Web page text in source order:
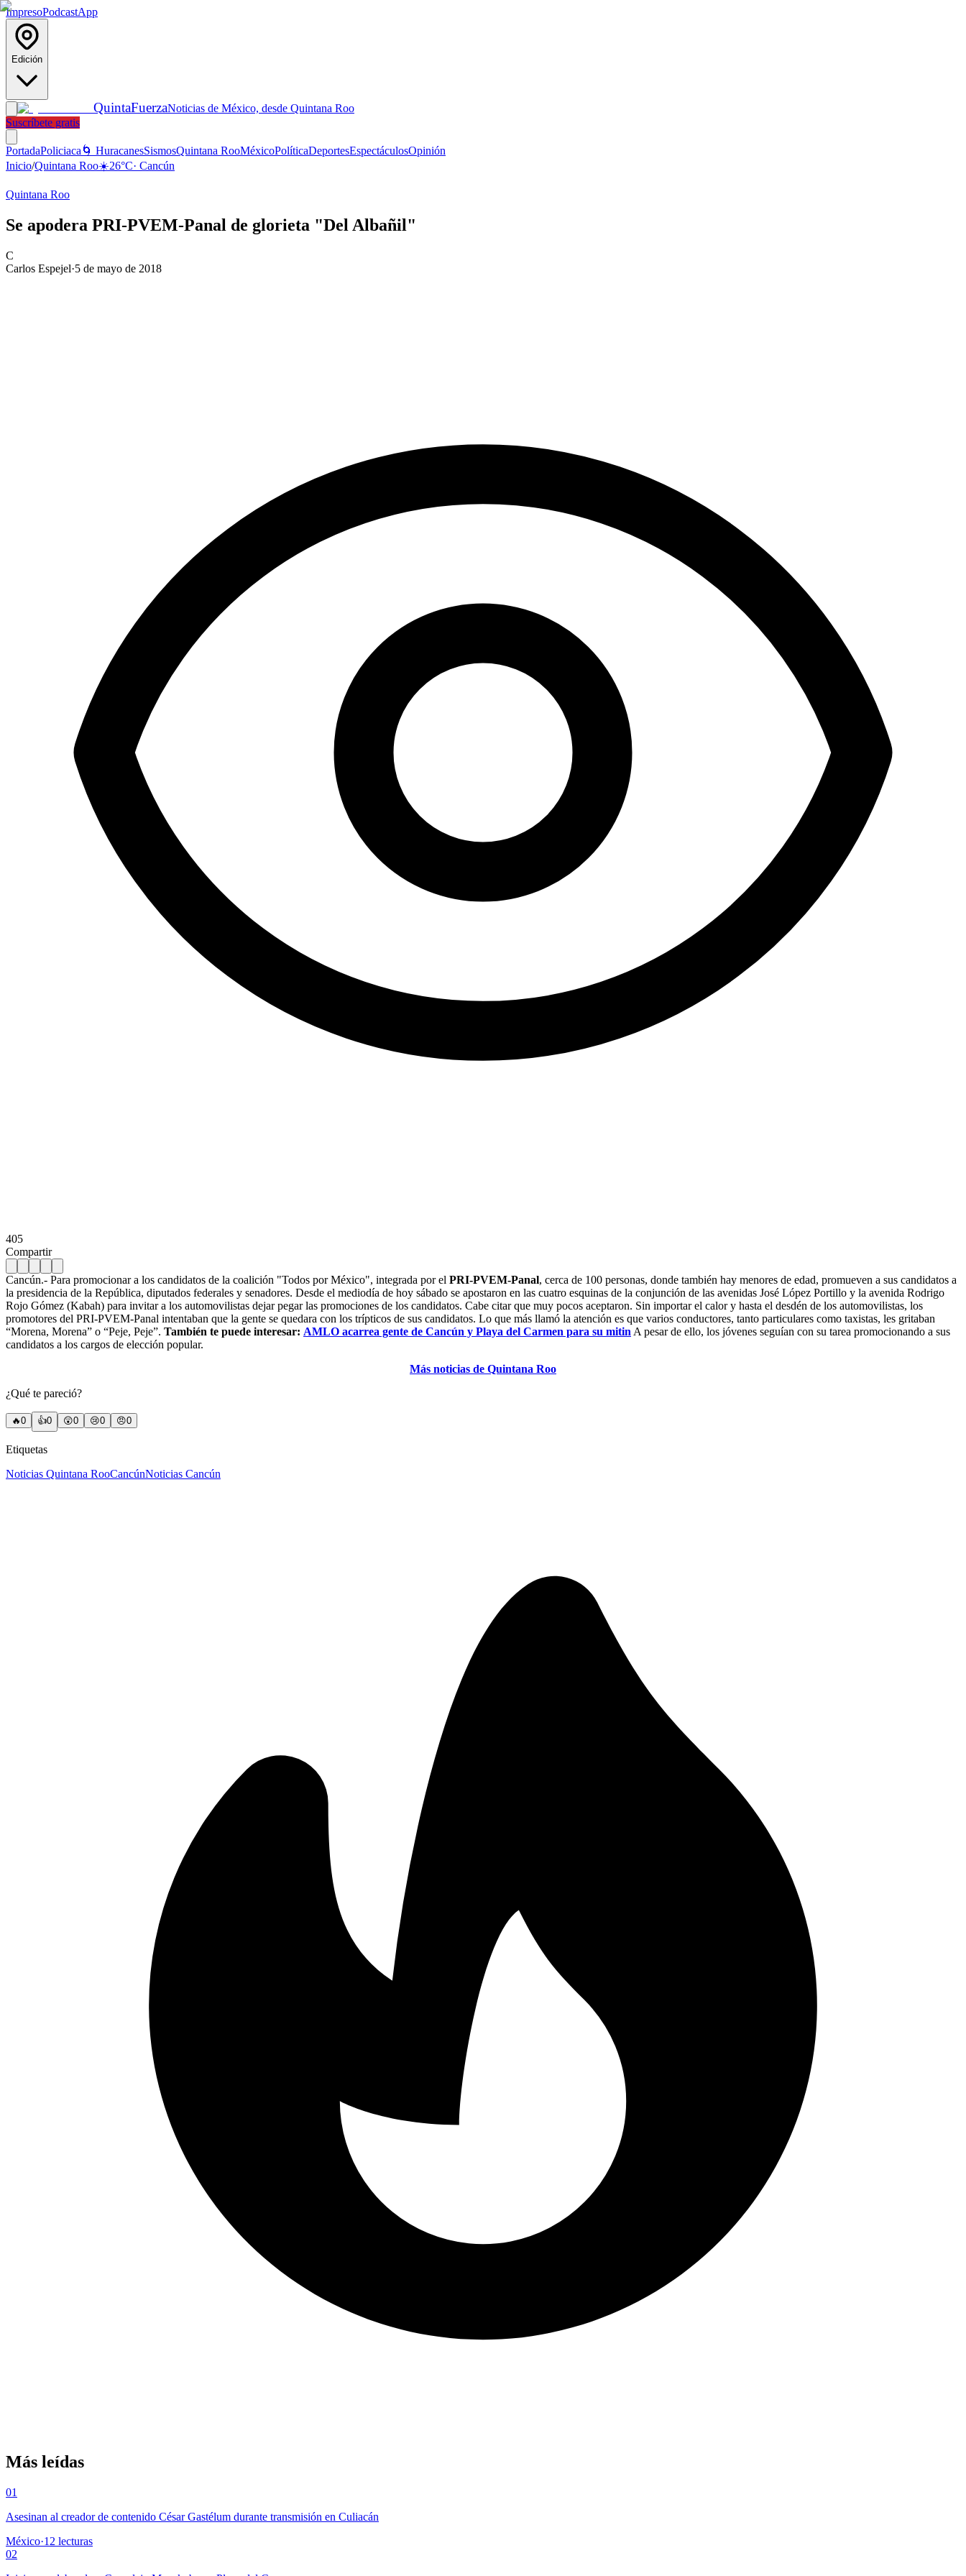
ImpresoPodcastApp
Edición
QuintaFuerzaNoticias de México, desde Quintana Roo
Suscríbete gratis
PortadaPoliciaca 🌀 HuracanesSismosQuintana RooMéxicoPolíticaDeportesEspectáculosOpinión
Inicio/Quintana Roo☀️26°C· Cancún
Quintana Roo
Se apodera PRI-PVEM-Panal de glorieta "Del Albañil"
C
Carlos Espejel·5 de mayo de 2018
405
Compartir
Cancún.- Para promocionar a los candidatos de la coalición "Todos por México", integrada por el PRI-PVEM-Panal, cerca de 100 personas, donde también hay menores de edad, promueven a sus candidatos a
la presidencia de la República, diputados federales y senadores. Desde el mediodía de hoy sábado se apostaron en las cuatro esquinas de la conjunción de las avenidas José López Portillo y la avenida Rodrigo
Rojo Gómez (Kabah) para invitar a los automovilistas dejar pegar las promociones de los candidatos. Cabe citar que muy pocos aceptaron. Sin importar el calor y hasta el desdén de los automovilistas, los
promotores del PRI-PVEM-Panal intentaban que la gente se quedara con los trípticos de sus candidatos. Lo que más llamó la atención es que varios conductores, tanto particulares como taxistas, les gritaban
“Morena, Morena” o “Peje, Peje”. También te puede interesar: AMLO acarrea gente de Cancún y Playa del Carmen para su mitin A pesar de ello, los jóvenes seguían con su tarea promocionando a sus
candidatos a los cargos de elección popular.
Más noticias de Quintana Roo
¿Qué te pareció?
🔥0 👍0 😲0 😢0 😠0
Etiquetas
Noticias Quintana RooCancúnNoticias Cancún
Más leídas
01
Asesinan al creador de contenido César Gastélum durante transmisión en Culiacán
México·12 lecturas
02